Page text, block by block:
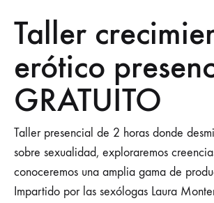
Taller
erótico
GRATUITO
Taller presencial de 2 horas donde
sobre sexualidad, exploraremos
conoceremos una amplia gama de
Impartido por las sexólogas Laura